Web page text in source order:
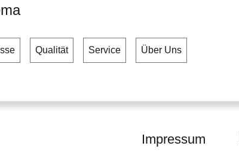
Qualität Service Über Uns
Impressum